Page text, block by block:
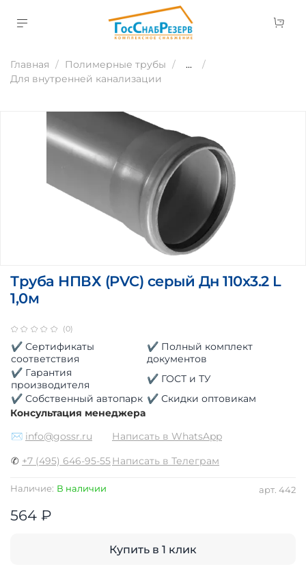
Главная Полимерные трубы
...
Для внутренней канализации
(0)
арт. 442
Наличие: В наличии
Труба НПВХ (PVC) серый Дн 110х3.2 L
1,0м
564 ₽
Купить в 1 клик
✔ Сертификаты
соответствия
✔ Полный комплект
документов
✔ Гарантия
производителя
✔ ГОСТ и ТУ
✔ Собственный автопарк ✔ Скидки оптовикам
Консультация менеджера
✉ info@gossr.ru
Написать в WhatsApp
✆ +7 (495) 646-95-55Написать в Телеграм